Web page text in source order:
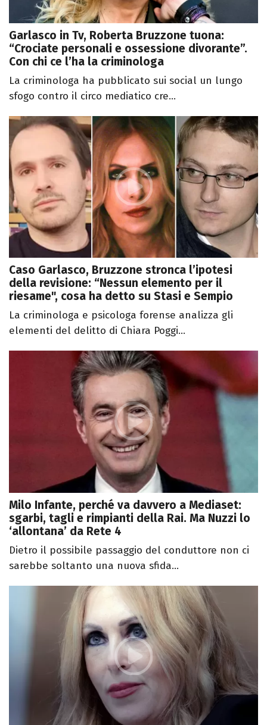
Garlasco in Tv, Roberta Bruzzone tuona:
“Crociate personali e ossessione divorante”.
Con chi ce l’ha la criminologa
La criminologa ha pubblicato sui social un lungo
sfogo contro il circo mediatico cre...
Caso Garlasco, Bruzzone stronca l’ipotesi
della revisione: “Nessun elemento per il
riesame", cosa ha detto su Stasi e Sempio
La criminologa e psicologa forense analizza gli
elementi del delitto di Chiara Poggi...
Milo Infante, perché va davvero a Mediaset:
sgarbi, tagli e rimpianti della Rai. Ma Nuzzi lo
‘allontana’ da Rete 4
Dietro il possibile passaggio del conduttore non ci
sarebbe soltanto una nuova sfida...